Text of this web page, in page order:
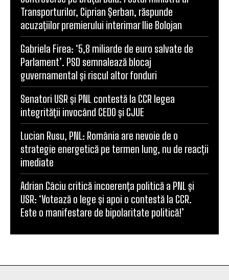
Transporturilor, Ciprian Șerban, răspunde
acuzațiilor premierului interimar Ilie Bolojan
Gabriela Firea: ‘5,8 miliarde de euro salvate de
Parlament’. PSD semnalează blocaj
guvernamental și riscul altor fonduri
Senatori USR și PNL contestă la CCR legea
integrității invocând CEDO și CJUE
Lucian Rusu, PNL: România are nevoie de o
strategie energetică pe termen lung, nu de reacții
imediate
Adrian Câciu critică incoerența politică a PNL și
USR: ‘Votează o lege și apoi o contestă la CCR.
Este o manifestare de bipolaritate politică!’